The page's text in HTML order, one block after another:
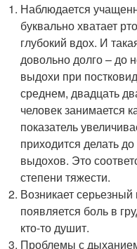
Наблюдается
буквально хватает
глубокий вдох. И
довольно долго – до
выдохи при
среднем, двадцать
человек занимается
показатель
приходится делать
выдохов. Это
степени тяжести.
Возникает
появляется боль в
кто-то душит.
Проблемы с